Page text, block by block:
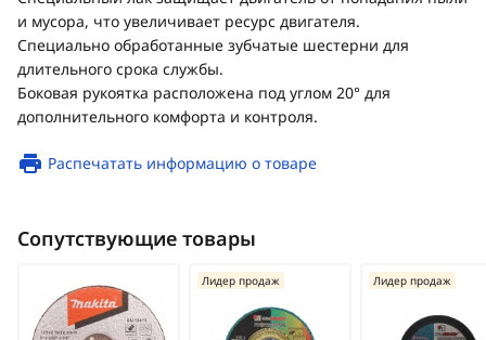
и мусора, что увеличивает ресурс двигателя.
Специально обработанные зубчатые шестерни для
длительного срока службы.
Боковая рукоятка расположена под углом 20° для
дополнительного комфорта и контроля.
Распечатать информацию о товаре
Сопутствующие товары
Лидер продаж Лидер продаж